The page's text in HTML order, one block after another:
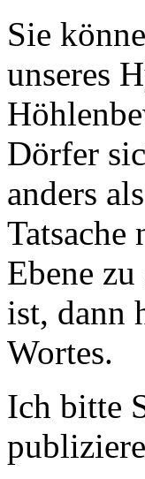
Sie
unseres
Dörfer
anders
Tatsache
Ebene
ist, dann
Wortes.
Ich bitte